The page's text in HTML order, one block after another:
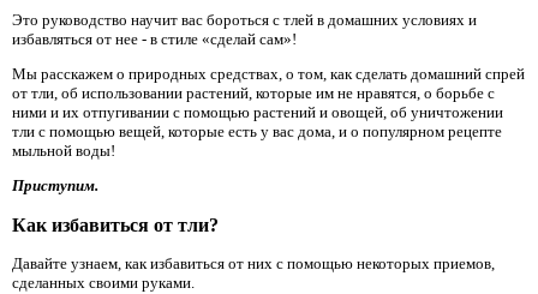
Это руководство научит вас бороться с тлей в домашних условиях и
избавляться от нее - в стиле «сделай сам»!
Мы расскажем о природных средствах, о том, как сделать домашний спрей
от тли, об использовании растений, которые им не нравятся, о борьбе с
ними и их отпугивании с помощью растений и овощей, об уничтожении
тли с помощью вещей, которые есть у вас дома, и о популярном рецепте
мыльной воды!
Приступим.
Как избавиться от тли?
Давайте узнаем, как избавиться от них с помощью некоторых приемов,
сделанных своими руками.